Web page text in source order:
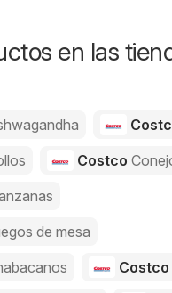
en las
Costco
de mesa
Costco